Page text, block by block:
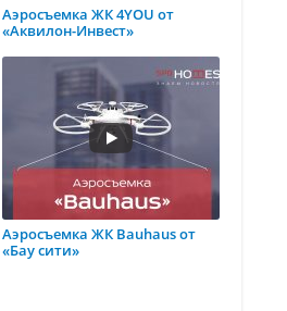
Аэросъемка ЖК 4YOU от
«Аквилон-Инвест»
Аэросъемка ЖК Bauhaus от
«Бау сити»